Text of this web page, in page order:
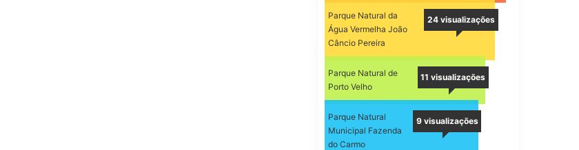
24 visualizações
Parque Natural da
Água Vermelha João
Câncio Pereira
11 visualizações
Parque Natural de
Porto Velho
9 visualizações
Parque Natural
Municipal Fazenda
do Carmo